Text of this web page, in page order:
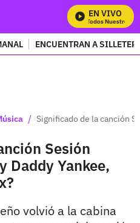
EN VIVO
Mira Todos Nuestros
ENCUENTRAN A
/ Significado de la canción
Sesión
Daddy Yankee,
volvió a la cabina